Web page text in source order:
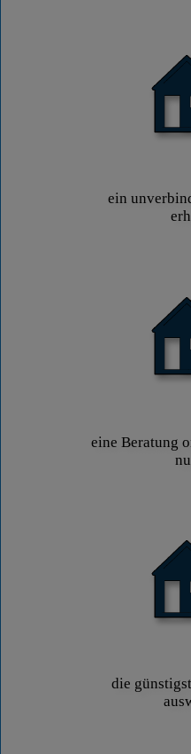
ein
eine Beratung
die